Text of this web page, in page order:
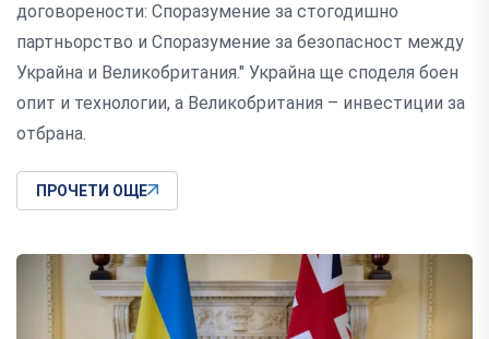
договорености: Споразумение за стогодишно
партньорство и Споразумение за безопасност между
Украйна и Великобритания." Украйна ще споделя боен
опит и технологии, а Великобритания – инвестиции за
отбрана.
ПРОЧЕТИ ОЩЕ